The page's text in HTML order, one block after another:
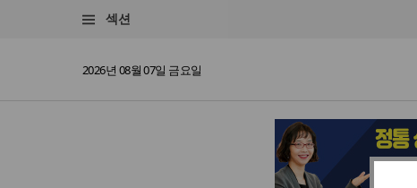
섹션
2026년 08월 07일 금요일